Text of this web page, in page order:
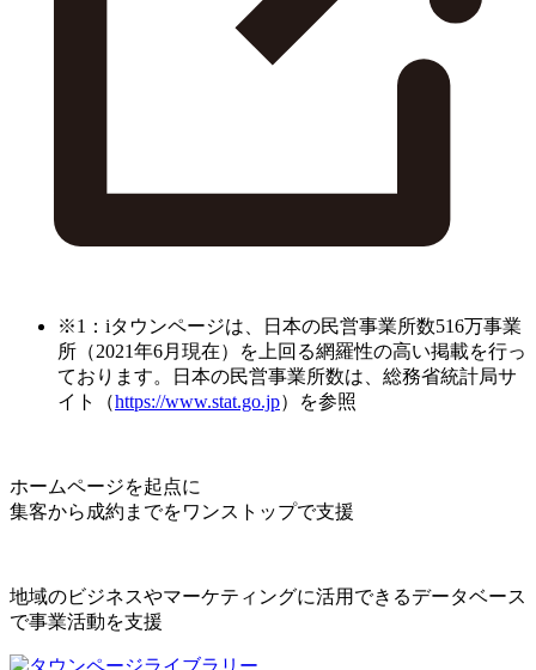
※1：iタウンページは、日本の民営事業所数516万事業
所（2021年6月現在）を上回る網羅性の高い掲載を行っ
ております。日本の民営事業所数は、総務省統計局サ
イト（https://www.stat.go.jp）を参照
ホームページを起点に
集客から成約までをワンストップで支援
地域のビジネスやマーケティングに活用できるデータベース
で事業活動を支援